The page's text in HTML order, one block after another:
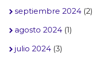
septiembre 2024(2)
agosto 2024(1)
julio 2024(3)